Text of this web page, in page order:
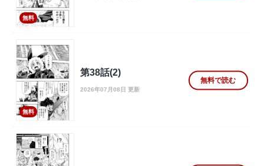
無料
無料
第38話(2)
2026年07月08日 更新
無料で読む